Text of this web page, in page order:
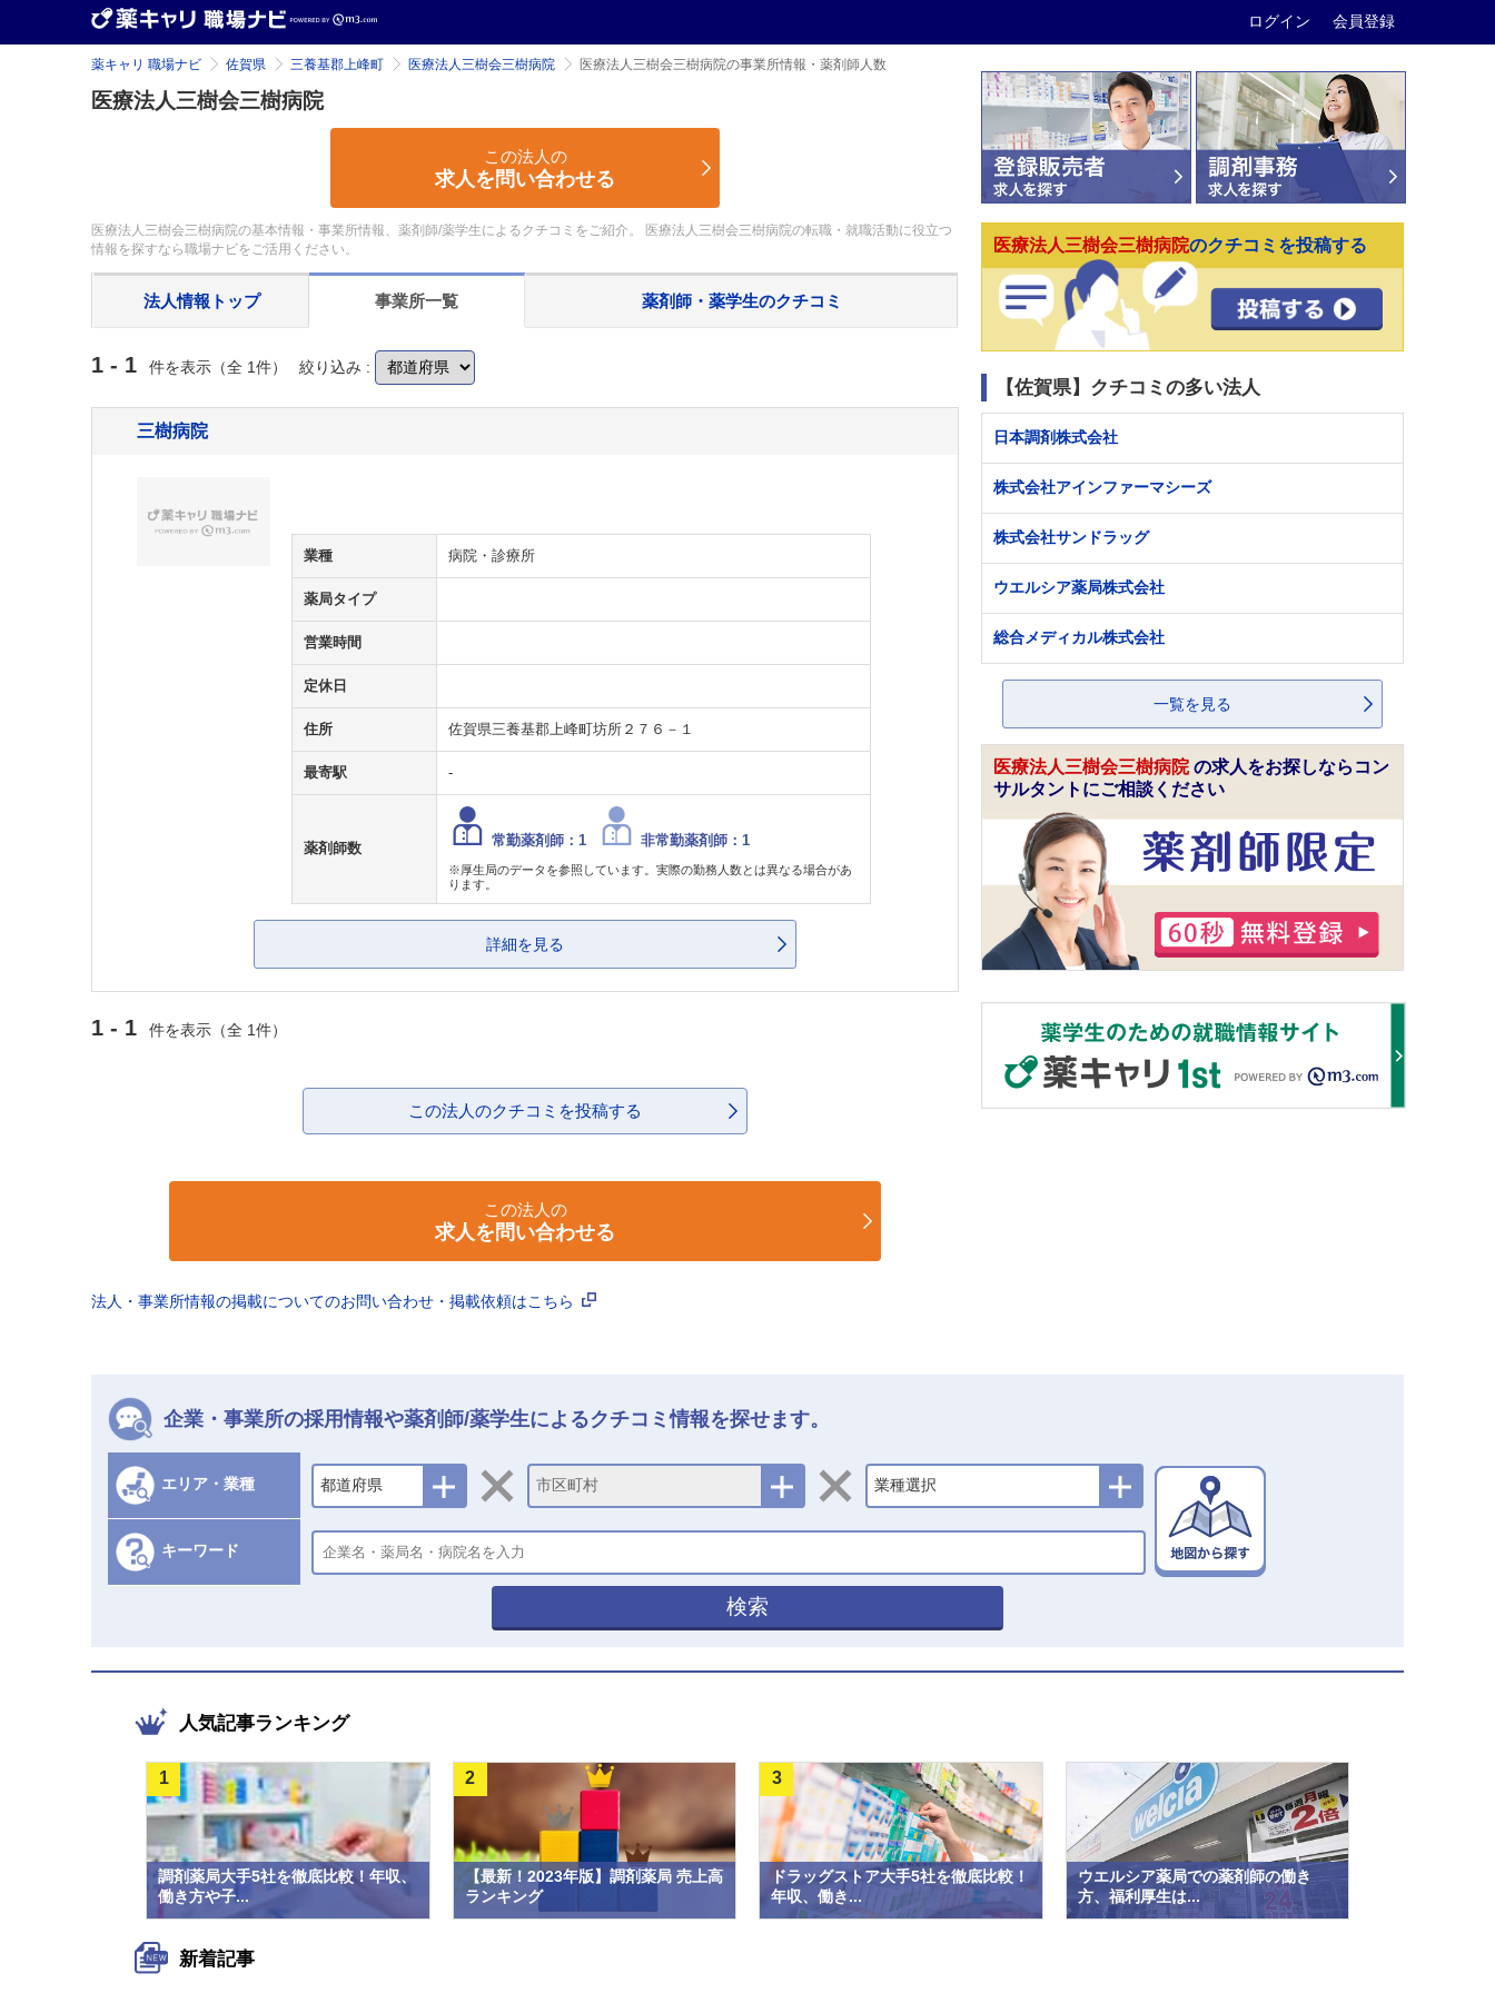
ログイン 会員登録
薬キャリ 職場ナビ 佐賀県 三養基郡上峰町 医療法人三樹会三樹病院 医療法人三樹会三樹病院の事業所情報・薬剤師人数
医療法人三樹会三樹病院
この法人の
求人を問い合わせる
医療法人三樹会三樹病院の基本情報・事業所情報、薬剤師/薬学生によるクチコミをご紹介。 医療法人三樹会三樹病院の転職・就職活動に役立つ
情報を探すなら職場ナビをご活用ください。
法人情報 トップ 事業所一覧 薬剤師・薬学生のクチコミ
1 - 1 件を表示（全 1件） 絞り込み :
三樹病院
業種 病院・診療所
薬局タイプ
営業時間
定休日
住所 佐賀県三養基郡上峰町坊所２７６－１
最寄駅 -
薬剤師数 常勤薬剤師：1 非常勤薬剤師：1
※厚生局のデータを参照しています。実際の勤務人数とは異なる場合があ
ります。
詳細を見る
1 - 1 件を表示（全 1件）
この法人のクチコミを投稿する
この法人の
求人を問い合わせる
法人・事業所情報の掲載についてのお問い合わせ・掲載依頼はこちら
医療法人三樹会三樹病院のクチコミを投稿する
【佐賀県】クチコミの多い法人
日本調剤株式会社
株式会社アインファーマシーズ
株式会社サンドラッグ
ウエルシア薬局株式会社
総合メディカル株式会社
一覧を見る
医療法人三樹会三樹病院の求人をお探しならコン
サルタントにご相談ください
企業・事業所の採用情報や薬剤師/薬学生によるクチコミ情報を探せます。
エリア・業種 都道府県 市区町村 業種選択
キーワード
検索
人気記事ランキング
調剤薬局大手5社を徹底比較！年収、
働き方や子...
1
【最新！2023年版】調剤薬局 売上高
ランキング
2
ドラッグストア大手5社を徹底比較！
年収、働き...
3
ウエルシア薬局での薬剤師の働き
方、福利厚生は...
新着記事